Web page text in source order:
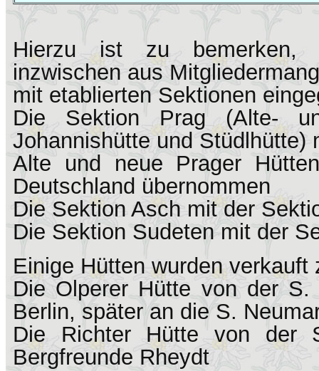
Hierzu ist zu bemerken,
inzwischen aus
mit etablierten Sektionen
Die Sektion Prag (Alte-
Johannishütte und Stüdlhütte)
Alte und neue Prager
Deutschland übernommen
Die Sektion Asch mit der
Die Sektion Sudeten mit der
Einige Hütten wurden verkauft
Die Olperer Hütte von der
Berlin, später an die S.
Die Richter Hütte von der
Bergfreunde Rheydt